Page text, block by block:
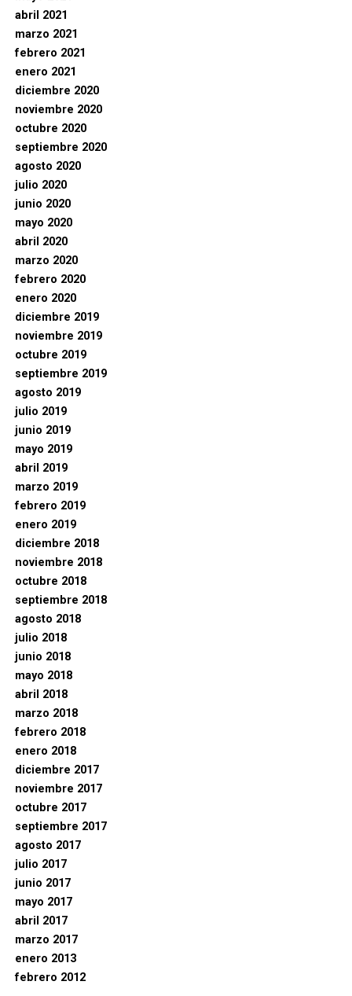
abril 2021
marzo 2021
febrero 2021
enero 2021
diciembre 2020
noviembre 2020
octubre 2020
septiembre 2020
agosto 2020
julio 2020
junio 2020
mayo 2020
abril 2020
marzo 2020
febrero 2020
enero 2020
diciembre 2019
noviembre 2019
octubre 2019
septiembre 2019
agosto 2019
julio 2019
junio 2019
mayo 2019
abril 2019
marzo 2019
febrero 2019
enero 2019
diciembre 2018
noviembre 2018
octubre 2018
septiembre 2018
agosto 2018
julio 2018
junio 2018
mayo 2018
abril 2018
marzo 2018
febrero 2018
enero 2018
diciembre 2017
noviembre 2017
octubre 2017
septiembre 2017
agosto 2017
julio 2017
junio 2017
mayo 2017
abril 2017
marzo 2017
enero 2013
febrero 2012